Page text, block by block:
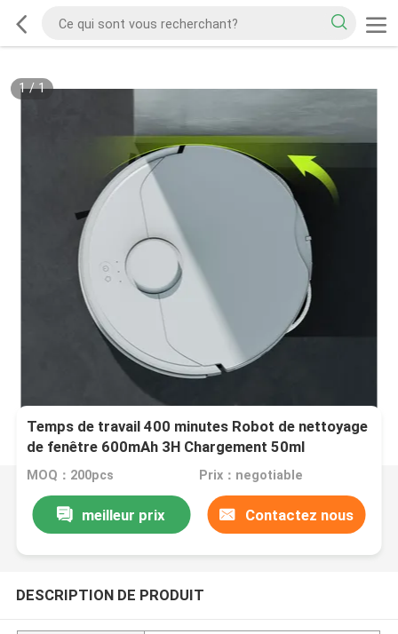
1/1
Temps de travail 400 minutes Robot de nettoyage
de fenêtre 600mAh 3H Chargement 50ml
MOQ：200pcs Prix：negotiable
meilleur prix Contactez nous
DESCRIPTION DE PRODUIT